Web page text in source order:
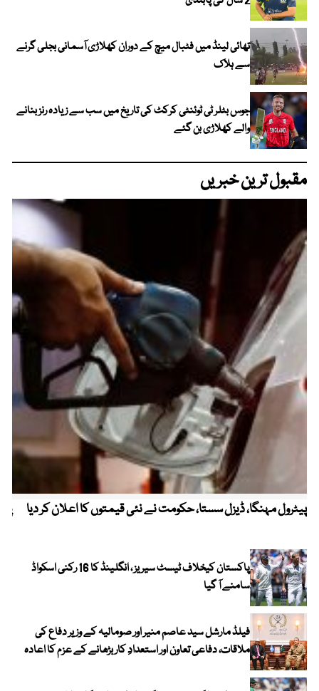
تھائی لینڈ میں فٹبال میچ کے دوران کھلاڑی آسمانی بجلی گرنے
سے ہلاک
جوس بٹلر ٹی ٹوئنٹی کرکٹ کی تاریخ میں سب سے زیادہ رنز بنانے
والے کھلاڑی بن گئے
مقبول ترین خبریں
پیٹرول مہنگا، ڈیزل سستا، حکومت نے نئی قیمتوں کا اعلان کر دیا
پاکستان کیخلاف ٹیسٹ سیریز ، انگلینڈ کا 16 رکنی اسکواڈ
سامنے آ گیا
فیلڈ مارشل سید عاصم منیر اور صومالیہ کے وزیر دفاع کی
ملاقات، دفاعی تعاون اور استعدادِ کار بڑھانے کے عزم کا اعادہ